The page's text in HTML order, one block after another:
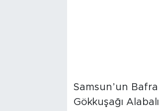
Samsun’un
Gökkuşağı